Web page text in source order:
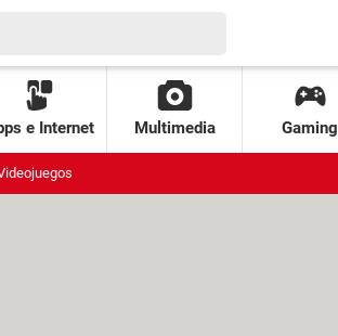
e Internet Multimedia Gaming